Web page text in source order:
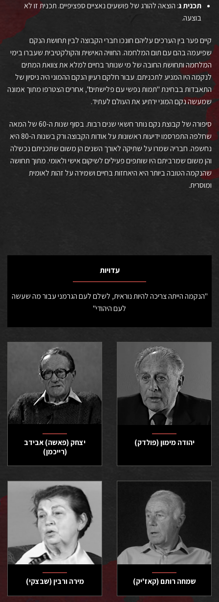
תכניתג: הוצאה להורג של פושעים נאציים ספציפיים. תכנית זו לא
בוצעה.
קיים פער בין הערכים עליהם חונכו חברי הקבוצה לבין תחושת הנקם
שפיעמה בהם עם תום המלחמה. החוויה האישית והקולקטיבית שעברו בימי
המלחמה ותחושת החובה של מי שנותר בחיים למלא את צוואת המתים
לנקמה היו המניע לתכניתם. עבור חלקם רעיון הנקם ההמוני היה ניסיון של
התאבדות בבחינת "תמות נפשי עם פלישתים", אחרים הצטרפו מתוך אמונה
שמעשה נקם המוני ירתיע את העולם לעתיד.
סיפורה של קבוצת נקם נותר חשאי שנים רבות. בסוף שנות ה-60 של המאה
שחלפה התפרסמו ידיעות ראשונות על אודות הקבוצה ורק בשנות ה-80 היא
נחשפה. חבריה שמרו על שתיקה לאורך השנים הן משום שתכניתם נכשלה
והן משום שמרביתם היו שותפים פעילים לשיקום אישי ולאומי. מתוך תחושה
שהנקמה הטובה ביותר היא היאחזות בחיים ושמירה על זהות לאומית
ומוסרית.
עדויות
"הנקמה הייתה צריכה להיות נוראית, לשלם לעם הגרמני עבור מה שעשה
לעם היהודי"
יהודה מימון (פולדק)
יצחק (פאשה) אבידב
(רייכמן)
שמחה רותם (קאז'יק) מירה ורבין (שבצקי)